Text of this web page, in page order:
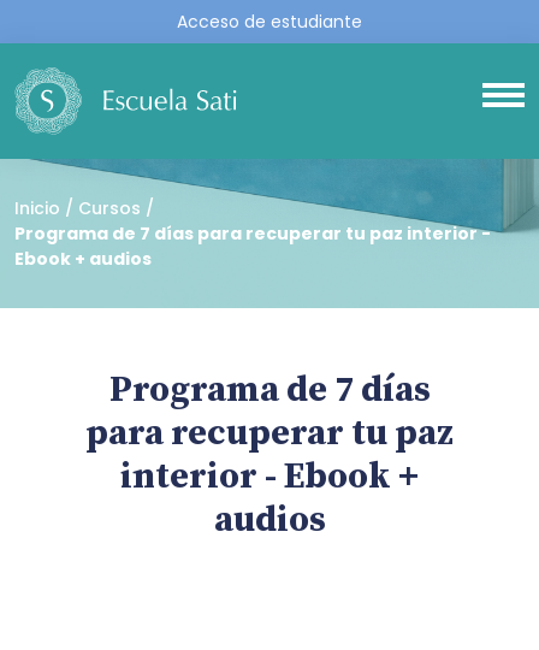
Acceso de estudiante
Inicio
Cursos
Programa de 7 días para recuperar tu paz interior -
Ebook + audios
Programa de 7 días
para recuperar tu paz
interior - Ebook +
audios